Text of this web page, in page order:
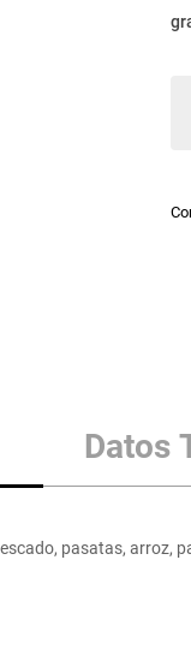
Datos
pasatas, arroz,